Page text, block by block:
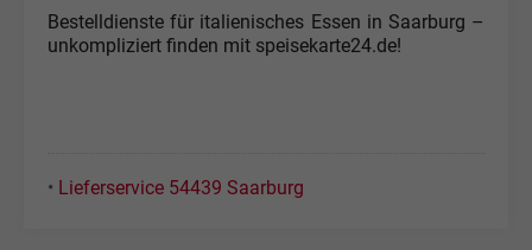
Bestelldienste für italienisches Essen in Saarburg –
unkompliziert finden mit speisekarte24.de!
• Lieferservice 54439 Saarburg